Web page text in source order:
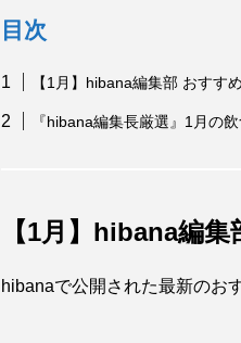
目次
【1月】hibana編集部 おすす
『hibana編集長厳選』1月の
【1月】hibana編
hibanaで公開された最新のお